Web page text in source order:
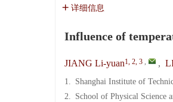
详细信息
Influence of
JIANG Li-yuan1, 2, 3 , ,
1. Shanghai Institute of
2. School of Physical Science